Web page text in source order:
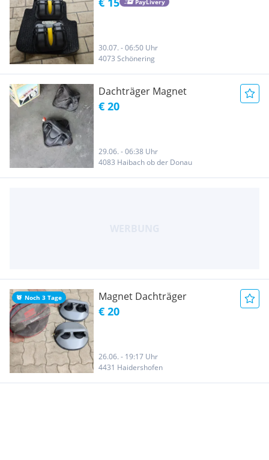
PayLivery
30.07. - 06:50 Uhr
4073 Schönering
Dachträger Magnet
€ 20
29.06. - 06:38 Uhr
4083 Haibach ob der Donau
Noch 3 Tage Magnet Dachträger
€ 20
26.06. - 19:17 Uhr
4431 Haidershofen